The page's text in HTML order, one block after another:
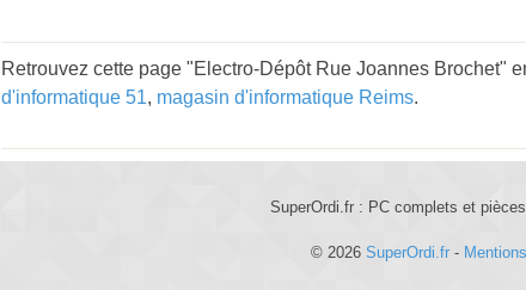
Retrouvez cette page "Electro-Dépôt Rue Joannes Brochet"
d'informatique 51, magasin d'informatique Reims.
SuperOrdi.fr : PC complets et
© 2026 SuperOrdi.fr -